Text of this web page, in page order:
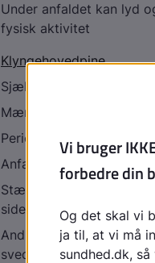
Under anfaldet kan lyd
fysisk aktivitet
Klyngehovedpine
Sjælden hovedpine
Mænd rammes ca. 4
Periodisk hovedpine
Anfaldene varer 15-
Stærke smerter,
side ved nye anfald
Andre symptomer, som
sved i ansigtet på den